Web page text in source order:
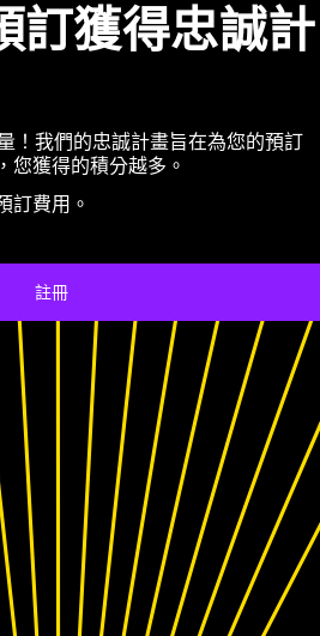
訂獲得忠誠計
！我們的忠誠計畫旨在為您的預訂
您獲得的積分越多。
訂費用。
註冊